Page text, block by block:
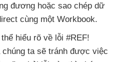
đương hoặc sao chép dữ
cùng một Workbook.
hiểu rõ về lỗi #REF!
chúng ta sẽ tránh được việc